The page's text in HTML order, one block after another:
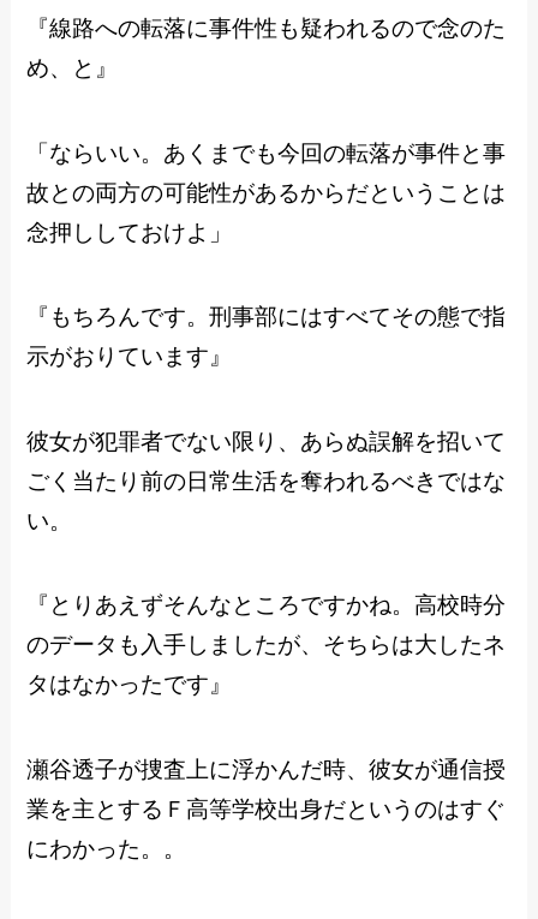
『線路への転落に事件性も疑われるので念のた
め、と』
「ならいい。あくまでも今回の転落が事件と事
故との両方の可能性があるからだということは
念押ししておけよ」
『もちろんです。刑事部にはすべてその態で指
示がおりています』
彼女が犯罪者でない限り、あらぬ誤解を招いて
ごく当たり前の日常生活を奪われるべきではな
い。
『とりあえずそんなところですかね。高校時分
のデータも入手しましたが、そちらは大したネ
タはなかったです』
瀬谷透子が捜査上に浮かんだ時、彼女が通信授
業を主とするＦ高等学校出身だというのはすぐ
にわかった。。